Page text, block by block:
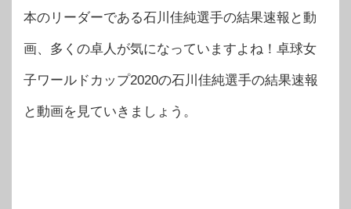
本のリーダーである石川佳純選手の結果速報と動
画、多くの卓人が気になっていますよね！卓球女
子ワールドカップ2020の石川佳純選手の結果速報
と動画を見ていきましょう。